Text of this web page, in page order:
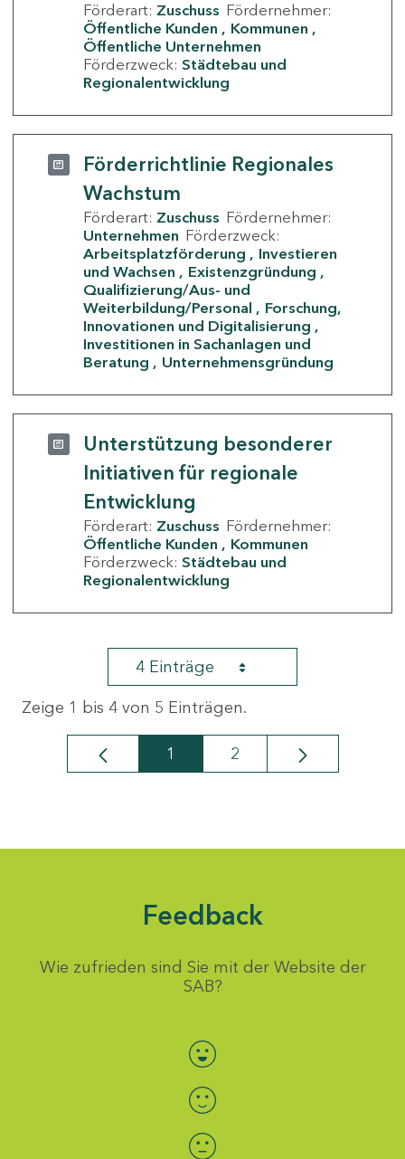
Förderart: Zuschuss Fördernehmer:
Öffentliche Kunden
Kommunen
Öffentliche Unternehmen
Förderzweck: Städtebau und
Regionalentwicklung
Förderrichtlinie Regionales
Wachstum
Förderart: Zuschuss Fördernehmer:
Unternehmen Förderzweck:
Arbeitsplatzförderung
Investieren
und Wachsen
Existenzgründung
Qualifizierung/Aus- und
Weiterbildung/Personal
Forschung,
Innovationen und Digitalisierung
Investitionen in Sachanlagen und
Beratung
Unternehmensgründung
Unterstützung besonderer
Initiativen für regionale
Entwicklung
Förderart: Zuschuss Fördernehmer:
Öffentliche Kunden
Kommunen
Förderzweck: Städtebau und
Regionalentwicklung
4 Einträge
Zeige 1 bis 4 von 5 Einträgen.
Seite
1 Seite
2
Feedback
Wie zufrieden sind Sie mit der Website der
SAB?
Bewertung auswählen